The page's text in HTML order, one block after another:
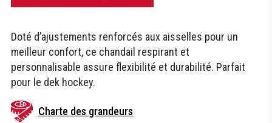
Doté d’ajustements renforcés aux aisselles pour un
meilleur confort, ce chandail respirant et
personnalisable assure flexibilité et durabilité. Parfait
pour le dek hockey.
Charte des grandeurs